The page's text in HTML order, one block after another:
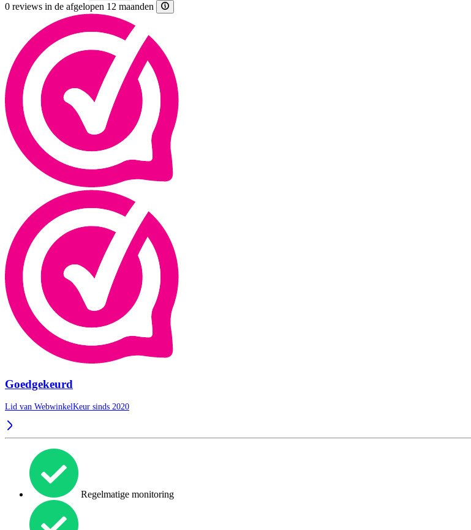
0 reviews in de afgelopen 12 maanden
Goedgekeurd
Lid van WebwinkelKeur sinds 2020
Regelmatige monitoring